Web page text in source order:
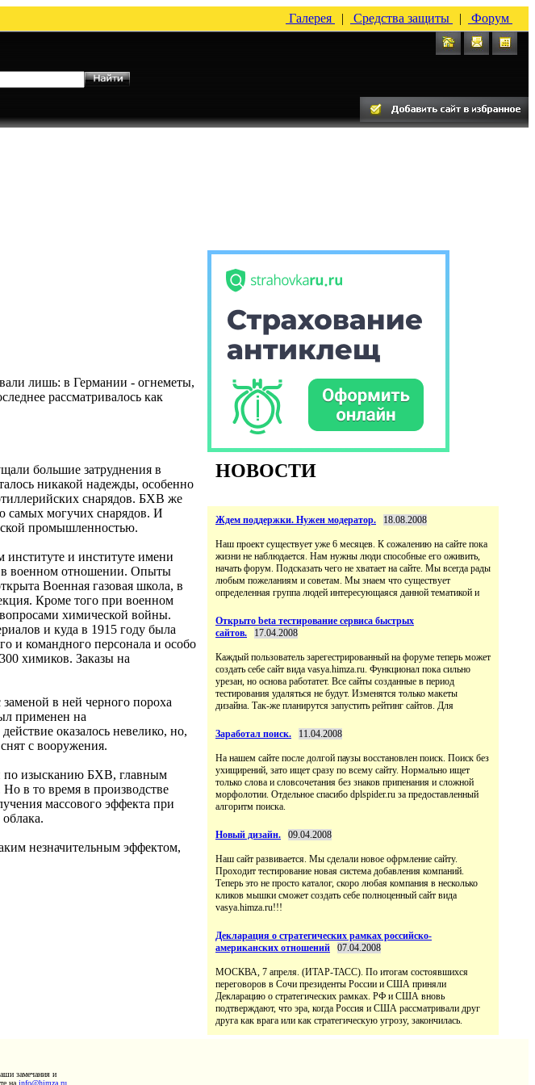
Галерея | Средства защиты | Форум
лишь: в Германии - огнеметы,
рассматривалось как
большие затруднения в
никакой надежды, особенно
снарядов. БХВ же
самых могучих снарядов. И
промышленностью.
и институте имени
в военном отношении. Опыты
Военная газовая школа, в
Кроме того при военном
химической войны.
и куда в 1915 году была
и командного персонала и особо
химиков. Заказы на
в ней черного пороха
применен на
оказалось невелико, но,
с вооружения.
по изысканию БХВ, главным
в то время в производстве
массового эффекта при
незначительным эффектом,
НОВОСТИ
Ждем поддержки. Нужен модератор. 18.08.2008
Наш проект существует уже 6 месяцев. К сожалению на сайте пока
жизни не наблюдается. Нам нужны люди способные его оживить,
начать форум. Подсказать чего не хватает на сайте. Мы всегда рады
любым пожеланиям и советам. Мы знаем что существует
определенная группа людей интересующаяся данной тематикой и
Открыто beta тестирование сервиса быстрых
сайтов.
17.04.2008
Каждый пользователь зарегестрированный на форуме теперь может
создать себе сайт вида vasya.himza.ru. Функционал пока сильно
урезан, но основа работатет. Все сайты созданные в период
тестирования удаляться не будут. Изменятся только макеты
дизайна. Так-же планирутся запустить рейтинг сайтов. Для
Заработал поиск. 11.04.2008
На нашем сайте после долгой паузы восстановлен поиск. Поиск без
ухищирений, зато ищет сразу по всему сайту. Нормально ищет
только слова и словсочетания без знаков припенания и сложной
морфолотии. Отдельное спасибо dplspider.ru за предоставленный
алгоритм поиска.
Новый дизайн. 09.04.2008
Наш сайт развивается. Мы сделали новое офрмление сайту.
Проходит тестирование новая система добавления компаний.
Теперь это не просто каталог, скоро любая компания в несколько
кликов мышки сможет создать себе полноценный сайт вида
vasya.himza.ru!!!
Декларация о стратегических рамках российско-
американских отношений
07.04.2008
МОСКВА, 7 апреля. (ИТАР-ТАСС). По итогам состоявшихся
переговоров в Сочи президенты России и США приняли
Декларацию о стратегических рамках. РФ и США вновь
подтверждают, что эра, когда Россия и США рассматривали друг
друга как врага или как стратегическую угрозу, закончилась.
замечания и
на info@himza.ru